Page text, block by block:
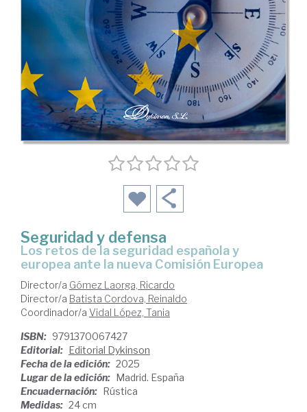
Seguridad y defensa
Los retos de la seguridad española y
europea ante la nueva Comisión Europea
Director/a Gómez Laorga, Ricardo
Director/a Batista Cordova, Reinaldo
Coordinador/a Vidal López, Tania
ISBN: 9791370067427
Editorial: Editorial Dykinson
Fecha de la edición: 2025
Lugar de la edición: Madrid. España
Encuadernación: Rústica
Medidas: 24 cm